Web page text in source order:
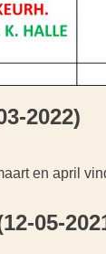
2022)
en april
05-